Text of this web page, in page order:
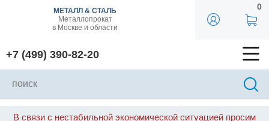
МЕТАЛЛ & СТАЛЬ
Металлопрокат
в Москве и области
+7 (499) 390-82-20
0
В связи с нестабильной экономической ситуацией просим